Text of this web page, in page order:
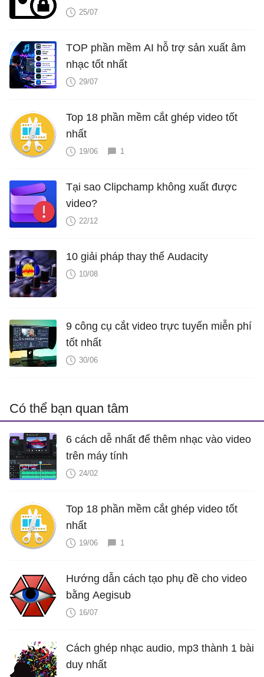
25/07
TOP phần mềm AI hỗ trợ sản xuất âm
nhạc tốt nhất
29/07
Top 18 phần mềm cắt ghép video tốt
nhất
19/06 1
Tại sao Clipchamp không xuất được
video?
22/12
10 giải pháp thay thế Audacity
10/08
9 công cụ cắt video trực tuyến miễn phí
tốt nhất
30/06
Có thể bạn quan tâm
6 cách dễ nhất để thêm nhạc vào video
trên máy tính
24/02
Top 18 phần mềm cắt ghép video tốt
nhất
19/06 1
Hướng dẫn cách tạo phụ đề cho video
bằng Aegisub
16/07
Cách ghép nhạc audio, mp3 thành 1 bài
duy nhất